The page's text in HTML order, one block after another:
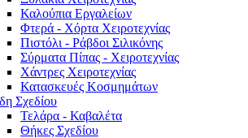
Καλούπια Εργαλείων
Φτερά - Χόρτα Xειροτεχνίας
Πιστόλι - Ράβδοι Σιλικόνης
Σύρματα Πίπας - Χειροτεχνίας
Χάντρες Χειροτεχνίας
Κατασκευές Κοσμημάτων
Σχεδίου
Τελάρα - Καβαλέτα
Θήκες Σχεδίου